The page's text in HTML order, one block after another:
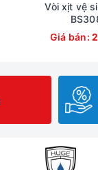
Vòi xịt vệ
Giá bán: